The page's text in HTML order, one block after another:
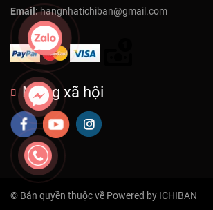
Email:hangnhatichiban@gmail.com
Mạng xã hội
© Bản quyền thuộc về Powered by ICHIBAN